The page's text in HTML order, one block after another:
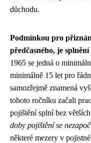
důchodu.
Podmínkou pro
předčasného, je
1965 se jedná o
minimálně 15 let pro
samozřejmě znamená
tohoto ročníku začali
pojištění splní bez
doby pojištění se
některé mezery v